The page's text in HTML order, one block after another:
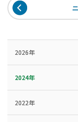
2026年
2024年
2022年